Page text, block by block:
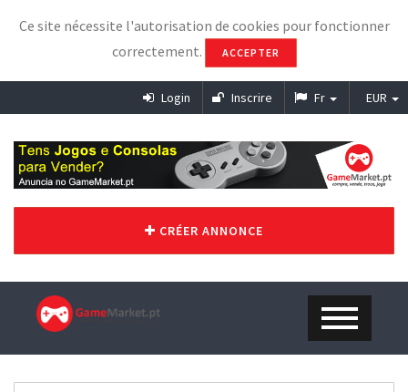
Ce site nécessite l'autorisation de cookies pour fonctionner
correctement.
ACCEPTER
Login Inscrire Fr EUR
CRÉER ANNONCE